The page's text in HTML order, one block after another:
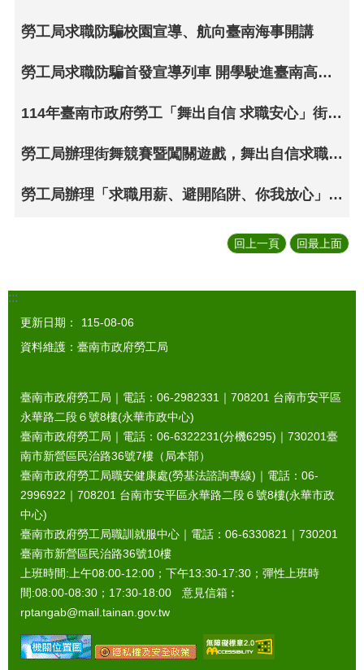
勞工局求職防騙校園宣導、航向臺南海事開講
勞工局求職防騙首發宣導列車 開學駛進臺南高商宣講
114年臺南市政府勞工「舞出自信 求職安心」街舞競賽隊伍獲勝名單!
勞工局辦理街舞競賽暨闖關遊戲，舞出自信求職安心
勞工局辦理「求職用薪、避開陷阱、你我放心」主題偶戲宣導活動於遠百成功店熱力放送
回上一頁 回最上面
:::
更新日期：
115-08-06
資料維護：臺南市政府勞工局
臺南市政府勞工局｜電話：06-2982331｜ 708201 台南市安平區
永華路二段６號8樓(永華市政中心)
臺南市政府勞工局｜電話：06-6322231(分機6295)｜ 730201臺
南市新營區民治路36號7樓（局本部）
臺南市政府勞工局職安健康處(勞基法諮詢專線)｜電話：06-
2996922｜ 708201 台南市安平區永華路二段６號8樓(永華市政
中心)
臺南市政府勞工局職訓就服中心｜電話：06-6330821｜ 730201
臺南市新營區民治路36號10樓
上班時間:上午08:00-12:00；下午13:30-17:30；彈性上班時
間:08:00-08:30；17:30-18:00 意見信箱︰
rptangab@mail.tainan.gov.tw